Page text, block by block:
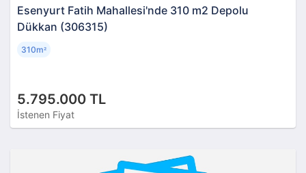
Esenyurt Fatih Mahallesi'nde 310 m2 Depolu
Dükkan (306315)
5.795.000 TL
İstenen Fiyat
310m²